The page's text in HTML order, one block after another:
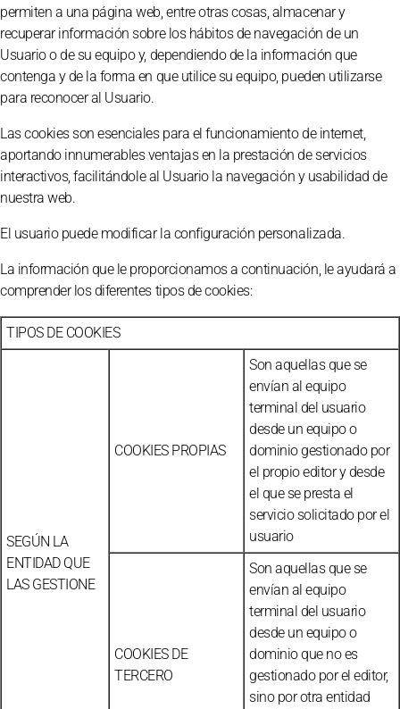
permiten a una página web, entre otras cosas, almacenar y
recuperar información sobre los hábitos de navegación de un
Usuario o de su equipo y, dependiendo de la información que
contenga y de la forma en que utilice su equipo, pueden utilizarse
para reconocer al Usuario.
Las cookies son esenciales para el funcionamiento de internet,
aportando innumerables ventajas en la prestación de servicios
interactivos, facilitándole al Usuario la navegación y usabilidad de
nuestra web.
El usuario puede modificar la configuración personalizada.
La información que le proporcionamos a continuación, le ayudará a
comprender los diferentes tipos de cookies:
TIPOS DE COOKIES
SEGÚN LA
ENTIDAD QUE
LAS GESTIONE
COOKIES PROPIAS
Son aquellas que se
envían al equipo
terminal del usuario
desde un equipo o
dominio gestionado por
el propio editor y desde
el que se presta el
servicio solicitado por el
usuario
COOKIES DE
TERCERO
Son aquellas que se
envían al equipo
terminal del usuario
desde un equipo o
dominio que no es
gestionado por el editor,
sino por otra entidad